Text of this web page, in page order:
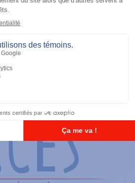
Antenna 11cm
FM / UL Approved